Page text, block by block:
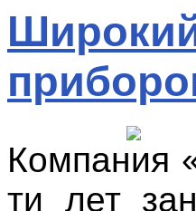
Компания
ти лет